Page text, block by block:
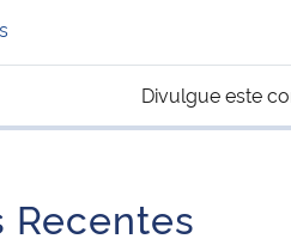
Divulgue este
Recentes